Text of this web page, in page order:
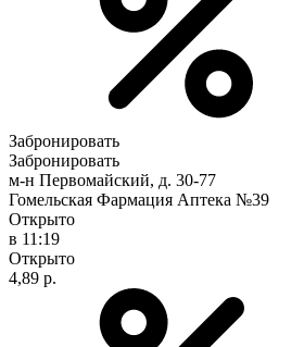
Забронировать
Забронировать
м-н Первомайский, д. 30-77
Гомельская Фармация Аптека №39
Открыто
в 11:19
Открыто
4,89 р.